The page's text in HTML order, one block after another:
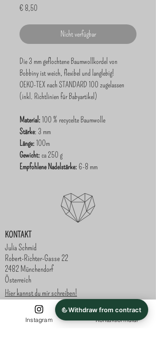
€ 8,50
Nicht verfügbar
Die 3 mm geflochtene Baumwollkordel von
Bobbiny ist weich, flexibel und langlebig!
OEKO-TEX nach STANDARD 100 zugelassen
(inkl. Richtlinien für Babyartikel)
Material: 100 % recycelte Baumwolle
Stärke: 3 mm
Länge: 100m
Gewicht: ca 250 g
Empfohlene Nadelstärke: 6-8 mm
KONTAKT
Julia Schmid
Robert-Richter-Gasse 22
2482 Münchendorf
Österreich
Hier kannst du mir schreiben!
ZAHLUNG
Instagram Kontaktformular